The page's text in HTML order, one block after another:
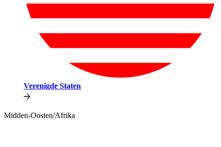
Verenigde Staten​​
Midden-Oosten/Afrika​​